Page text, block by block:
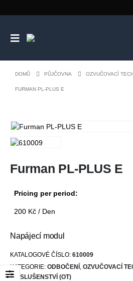
DOMŮ PŮJČOVNA OZVUČOVACÍ
FURMAN PL-PLUS E
Furman PL-PLUS E
Pricing per period:
200 Kč / Den
Napájecí modul
KATALOGOVÉ ČÍSLO: 610009
KATEGORIE: ODBOČENÍ OZVUČOVACÍ
PŘÍSLUŠENSTVÍ (OT)